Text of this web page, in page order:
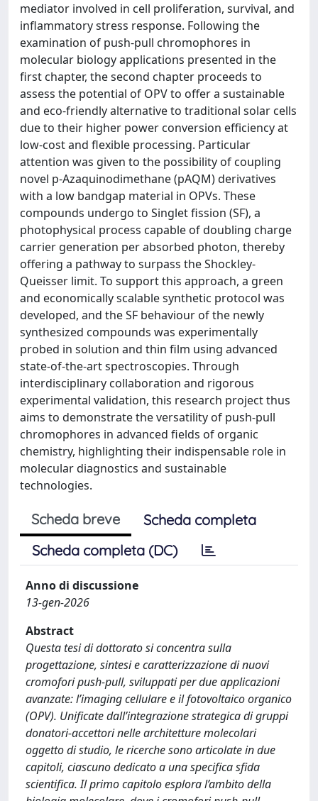
mediator involved in cell proliferation, survival, and
inflammatory stress response. Following the
examination of push-pull chromophores in
molecular biology applications presented in the
first chapter, the second chapter proceeds to
assess the potential of OPV to offer a sustainable
and eco-friendly alternative to traditional solar cells
due to their higher power conversion efficiency at
low-cost and flexible processing. Particular
attention was given to the possibility of coupling
novel p-Azaquinodimethane (pAQM) derivatives
with a low bandgap material in OPVs. These
compounds undergo to Singlet fission (SF), a
photophysical process capable of doubling charge
carrier generation per absorbed photon, thereby
offering a pathway to surpass the Shockley-
Queisser limit. To support this approach, a green
and economically scalable synthetic protocol was
developed, and the SF behaviour of the newly
synthesized compounds was experimentally
probed in solution and thin film using advanced
state-of-the-art spectroscopies. Through
interdisciplinary collaboration and rigorous
experimental validation, this research project thus
aims to demonstrate the versatility of push-pull
chromophores in advanced fields of organic
chemistry, highlighting their indispensable role in
molecular diagnostics and sustainable
technologies.
Scheda breve
Scheda completa
Scheda completa (DC)
Anno di discussione
13-gen-2026
Abstract
Questa tesi di dottorato si concentra sulla
progettazione, sintesi e caratterizzazione di nuovi
cromofori push-pull, sviluppati per due applicazioni
avanzate: l’imaging cellulare e il fotovoltaico organico
(OPV). Unificate dall’integrazione strategica di gruppi
donatori-accettori nelle architetture molecolari
oggetto di studio, le ricerche sono articolate in due
capitoli, ciascuno dedicato a una specifica sfida
scientifica. Il primo capitolo esplora l’ambito della